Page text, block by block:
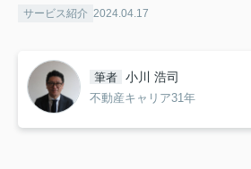
サービス紹介 2024.04.17
筆者 小川 浩司
不動産キャリア31年